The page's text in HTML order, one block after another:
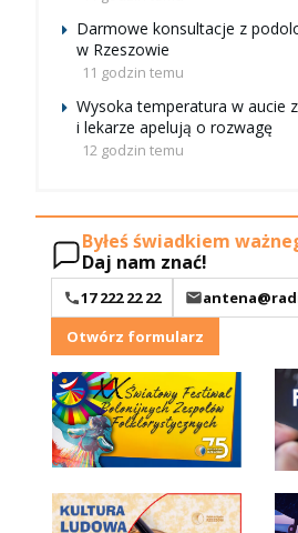
Darmowe konsultacje z
w Rzeszowie
11 godzin temu
Wysoka temperatura w aucie
i lekarze apelują o rozwagę
12 godzin temu
Byłeś świadkiem
Daj nam znać!
17 222 22 22
Otwórz formularz